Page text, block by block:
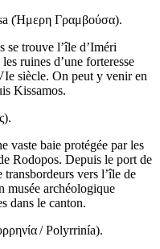
(Ήμερη Γραμβούσα).
se trouve l’île d’Iméri
ruines d’une forteresse
siècle. On peut y venir en
Kissamos.
).
vaste baie protégée par les
Rodopos. Depuis le port de
vers l’île de
musée archéologique
dans le canton.
/Polyrrinía).